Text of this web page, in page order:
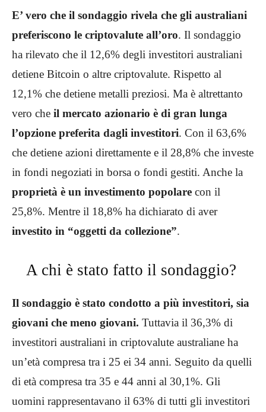
E’ vero che il sondaggio rivela che gli australiani
preferiscono le criptovalute all’oro. Il sondaggio
ha rilevato che il 12,6% degli investitori australiani
detiene Bitcoin o altre criptovalute. Rispetto al
12,1% che detiene metalli preziosi. Ma è altrettanto
vero che il mercato azionario è di gran lunga
l’opzione preferita dagli investitori. Con il 63,6%
che detiene azioni direttamente e il 28,8% che investe
in fondi negoziati in borsa o fondi gestiti. Anche la
proprietà è un investimento popolare con il
25,8%. Mentre il 18,8% ha dichiarato di aver
investito in “oggetti da collezione”.
A chi è stato fatto il sondaggio?
Il sondaggio è stato condotto a più investitori, sia
giovani che meno giovani. Tuttavia il 36,3% di
investitori australiani in criptovalute australiane ha
un’età compresa tra i 25 ei 34 anni. Seguito da quelli
di età compresa tra 35 e 44 anni al 30,1%. Gli
uomini rappresentavano il 63% di tutti gli investitori